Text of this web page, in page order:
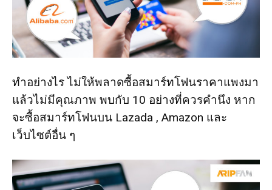
ทำอย่างไร ไม่ให้พลาดซื้อสมาร์ทโฟนราคาแพงมา
แล้วไม่มีคุณภาพ พบกับ 10 อย่างที่ควรคำนึง หาก
จะซื้อสมาร์ทโฟนบน Lazada , Amazon และ
เว็บไซต์อื่น ๆ